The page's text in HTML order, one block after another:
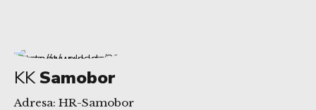
KKSamobor
Adresa: HR-Samobor